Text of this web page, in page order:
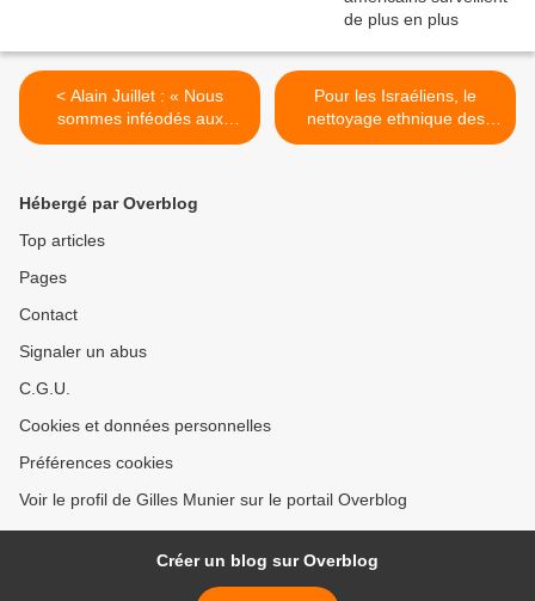
< Alain Juillet : « Nous
sommes inféodés aux
Américains »
Pour les Israéliens, le
nettoyage ethnique des
Palestiniens est acceptable,
Hébergé par Overblog
Top articles
Pages
Contact
Signaler un abus
C.G.U.
Cookies et données personnelles
Préférences cookies
Voir le profil de Gilles Munier sur le portail Overblog
Créer un blog sur Overblog